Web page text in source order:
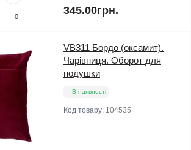
0 345.00грн.
VB311 Бордо (оксамит).
Чарівниця. Оборот для
подушки
В наявності
Код товару: 104535